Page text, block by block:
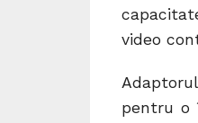
video
pentru o